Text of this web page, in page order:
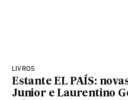
LIVROS
Estante EL PAÍS:
Junior e Laurentino